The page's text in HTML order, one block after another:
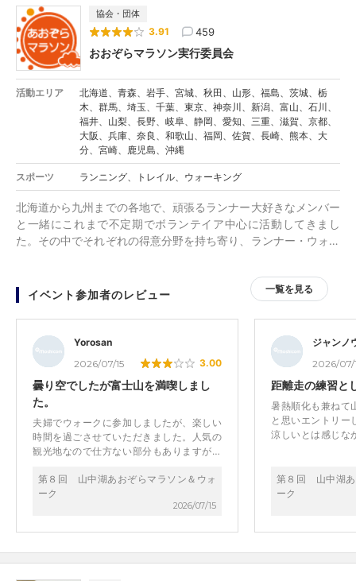
協会・団体
3.91 459
おおぞらマラソン実行委員会
活動エリア
北海道、青森、岩手、宮城、秋田、山形、福島、茨城、栃
木、群馬、埼玉、千葉、東京、神奈川、新潟、富山、石川、
福井、山梨、長野、岐阜、静岡、愛知、三重、滋賀、京都、
大阪、兵庫、奈良、和歌山、福岡、佐賀、長崎、熊本、大
分、宮崎、鹿児島、沖縄
スポーツ ランニング、トレイル、ウォーキング
北海道から九州までの各地で、頑張るランナー大好きなメンバー
と一緒にこれまで不定期でボランテイア中心に活動してきまし
た。その中でそれぞれの得意分野を持ち寄り、ランナー・ウォー
イベント参加者のレビュー
一覧を見る
Yorosan
2026/07/15
3.00
曇り空でしたが富士山を満喫しまし
た。
夫婦でウォークに参加しましたが、楽しい
時間を過ごさせていただきました。人気の
観光地なので仕方ない部分もありますが、
警備誘導の方も設置いただいておりました
が安全面での課題を感じました。 多分マラ
ソンの方はウォーク以上に感じられたこと
た。今度は一周のランに参加してみたいと
思います。
第８回 山中湖あおぞらマラソン＆ウォ
ーク
2026/07/15
ジャンノ
2026/07/
距離走の練習と
暑熱順化も兼ねて
と思いエントリー
涼しいとは感じな
て、制限時間も
した。 給水所が
走後も写真を撮っ
また来年も参加し
第８回 山中湖あ
ーク